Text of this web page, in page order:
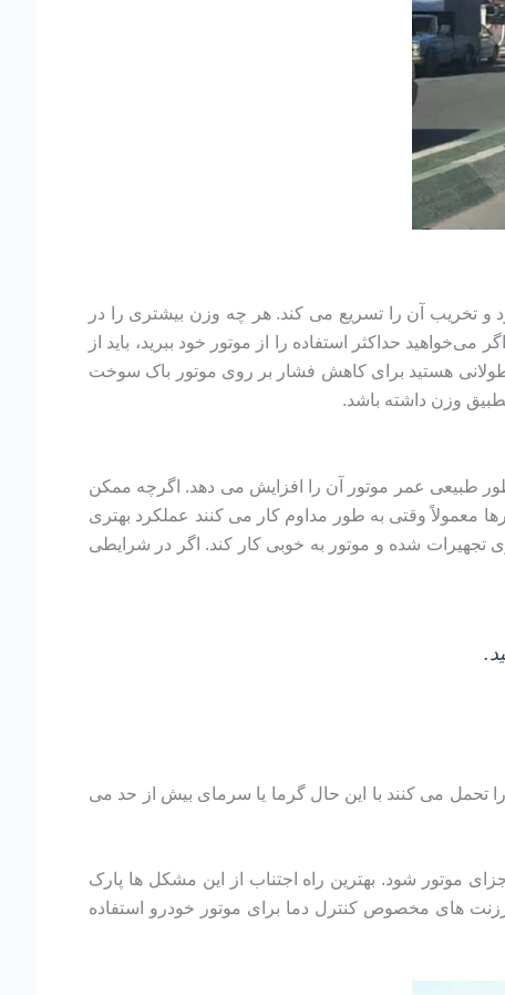
و تخریب آن را تسریع می کند. هر چه وزن بیشتری را در
حداکثر استفاده را از موتور خود ببرید، باید از
هستید برای کاهش فشار بر روی موتور باک سوخت
وزن داشته باشد.
طبیعی عمر موتور آن را افزایش می دهد. اگرچه ممکن
معمولاً وقتی به طور مداوم کار می کنند عملکرد بهتری
تجهیرات شده و موتور به خوبی کار کند. اگر در شرایطی
تحمل می کنند با این حال گرما یا سرمای بیش از حد می
موتور شود. بهترین راه اجتناب از این مشکل ها پارک
های مخصوص کنترل دما برای موتور خودرو استفاده